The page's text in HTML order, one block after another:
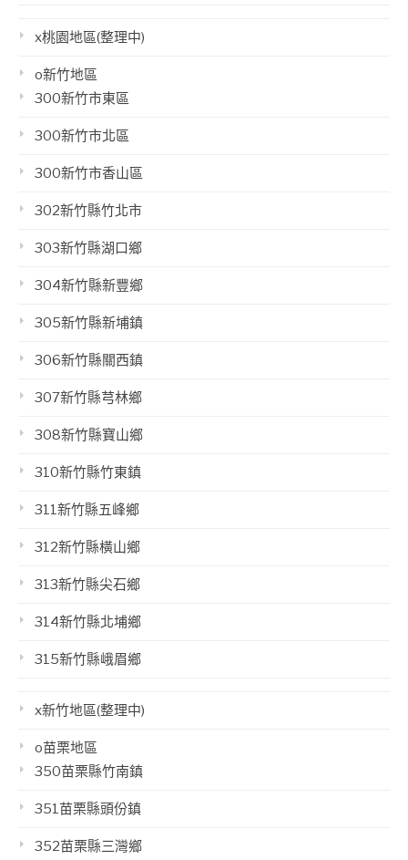
x桃園地區(整理中)
o新竹地區
300新竹市東區
300新竹市北區
300新竹市香山區
302新竹縣竹北市
303新竹縣湖口鄉
304新竹縣新豐鄉
305新竹縣新埔鎮
306新竹縣關西鎮
307新竹縣芎林鄉
308新竹縣寶山鄉
310新竹縣竹東鎮
311新竹縣五峰鄉
312新竹縣橫山鄉
313新竹縣尖石鄉
314新竹縣北埔鄉
315新竹縣峨眉鄉
x新竹地區(整理中)
o苗栗地區
350苗栗縣竹南鎮
351苗栗縣頭份鎮
352苗栗縣三灣鄉